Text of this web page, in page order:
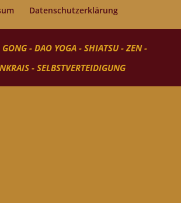
Datenschutzerklärung
- DAO YOGA - SHIATSU - ZEN -
- SELBSTVERTEIDIGUNG